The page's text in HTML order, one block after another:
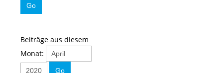
Beiträge aus diesem
Monat: